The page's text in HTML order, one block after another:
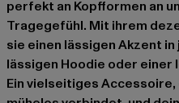
perfekt an Kopfformen an
Tragegefühl. Mit ihrem
sie einen lässigen Akzent
lässigen Hoodie oder
Ein vielseitiges